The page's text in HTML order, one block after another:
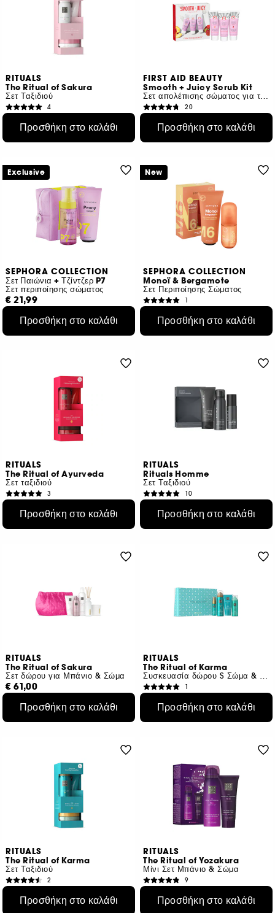
RITUALS
The Ritual of Sakura
Σετ Ταξιδιού
4
€ 15,60 /100g
Προσθήκη στο καλάθι
FIRST AID BEAUTY
Smooth + Juicy Scrub Kit
Σετ απολέπισης σώματος για την τριχοειδή κεράτωση
20
€ 16,93 /100g
Προσθήκη στο καλάθι
SEPHORA COLLECTION
Σετ Παιώνια + Τζίντζερ P7
Σετ περιποίησης σώματος
€ 21,99
Προσθήκη στο καλάθι
Exclusive
SEPHORA COLLECTION
Monoï & Bergamote
Σετ Περιποίησης Σώματος
1
Προσθήκη στο καλάθι
New
RITUALS
The Ritual of Ayurveda
Σετ ταξιδιού
3
€ 15,60 /100g
Προσθήκη στο καλάθι
RITUALS
Rituals Homme
Σετ Ταξιδιού
10
€ 27,07 /100ml
Προσθήκη στο καλάθι
RITUALS
The Ritual of Sakura
Σετ δώρου για Μπάνιο & Σώμα
€ 61,00
Προσθήκη στο καλάθι
RITUALS
The Ritual of Karma
Συσκευασία δώρου S Σώμα & Μπάνιο
1
€ 14,47 /100ml
Προσθήκη στο καλάθι
RITUALS
The Ritual of Karma
Σετ Ταξιδιού
2
€ 15,60 /100g
Προσθήκη στο καλάθι
RITUALS
The Ritual of Yozakura
Μίνι Σετ Μπάνιο & Σώμα
9
€ 11,67 /100ml
Προσθήκη στο καλάθι